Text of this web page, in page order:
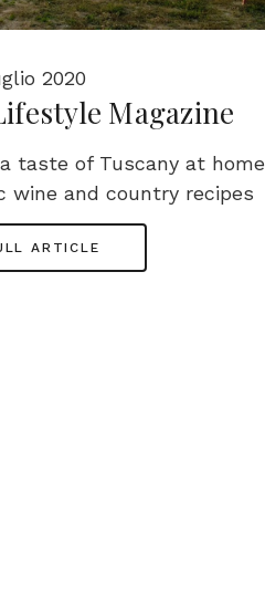
2020
Magazine
taste of Tuscany at home
wine and country recipes
ARTICLE